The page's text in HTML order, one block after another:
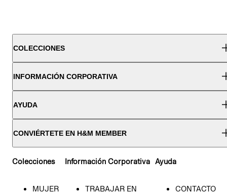
COLECCIONES
INFORMACIÓN CORPORATIVA
AYUDA
CONVIÉRTETE EN H&M MEMBER
Colecciones
MUJER
Información Corporativa
TRABAJAR EN
Ayuda
CONTACTO